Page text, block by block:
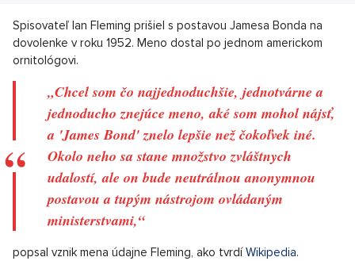
Spisovateľ Ian Fleming prišiel s postavou Jamesa Bonda na
dovolenke v roku 1952. Meno dostal po jednom americkom
ornitológovi.
„Chcel som čo najjednoduchšie, jednotvárne a
jednoducho znejúce meno, aké som mohol nájsť,
a 'James Bond' znelo lepšie než čokoľvek iné.
Okolo neho sa stane množstvo zvláštnych
udalostí, ale on bude neutrálnou anonymnou
postavou a tupým nástrojom ovládaným
ministerstvami,“
popsal vznik mena údajne Fleming, ako tvrdíWikipedia.